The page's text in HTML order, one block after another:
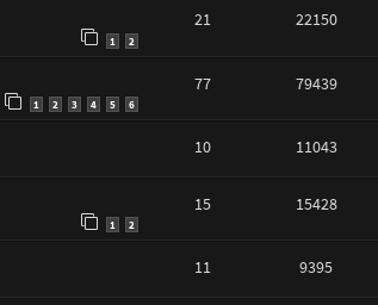
1 2
21 22150
1 2 3 4 5 6
77 79439
10 11043
1 2
15 15428
11 9395